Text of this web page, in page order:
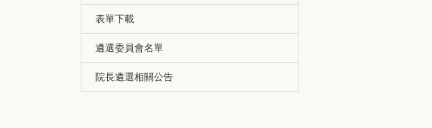
表單下載
遴選委員會名單
院長遴選相關公告